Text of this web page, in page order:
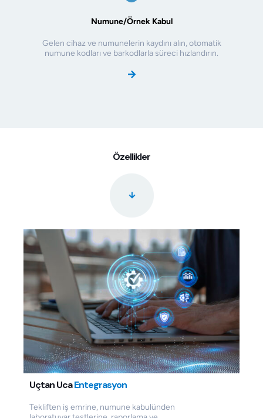
Numune/Örnek Kabul
Gelen cihaz ve numunelerin kaydını alın, otomatik
numune kodları ve barkodlarla süreci hızlandırın.
Özellikler
Uçtan UcaEntegrasyon
Tekliften iş emrine, numune kabulünden